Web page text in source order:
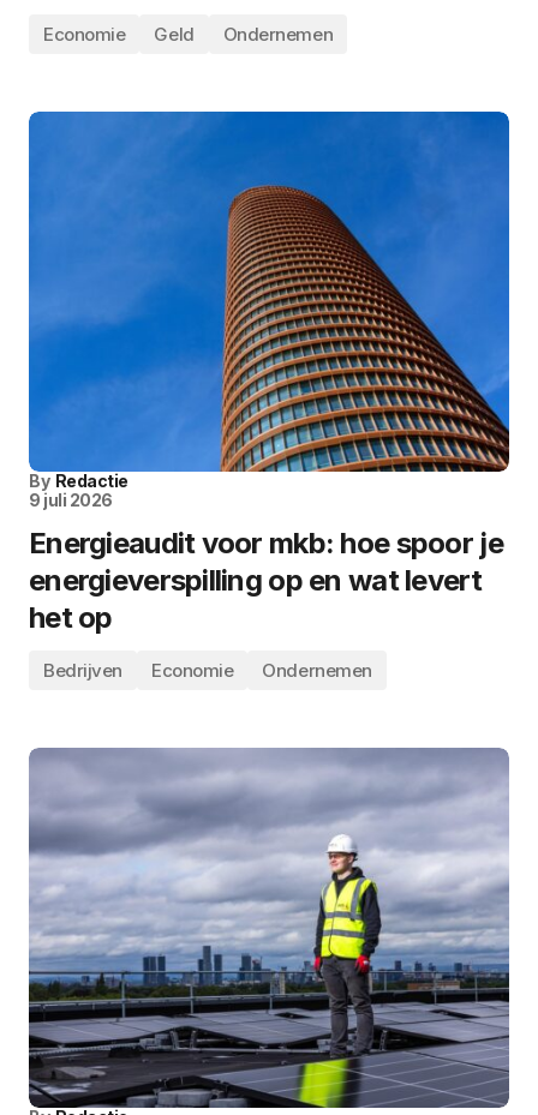
Economie Geld Ondernemen
By Redactie
9 juli 2026
Energieaudit voor mkb: hoe spoor je
energieverspilling op en wat levert
het op
Bedrijven Economie Ondernemen